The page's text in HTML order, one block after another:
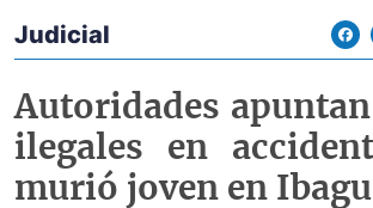
Econoticias y Eventos
Judicial
Autoridades
ilegales en
murió joven en